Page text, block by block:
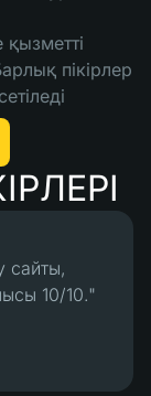
пікірлер
сайты,
10/10."